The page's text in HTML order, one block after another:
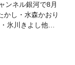
ンネル銀河で8月
し・水森かおり
氷川きよし他登